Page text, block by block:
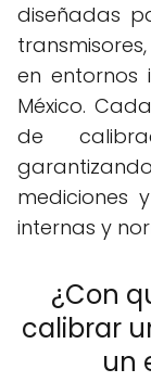
diseñadas
en entornos
México.
de
mediciones
internas y
¿Con
calibrar
un